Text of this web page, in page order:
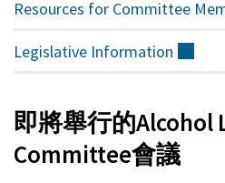
Resources for Committee
Legislative Information
即將舉行的Alcohol
Committee會議